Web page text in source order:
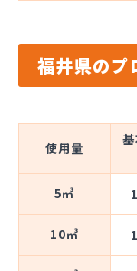
福井県のプ
使用量
5㎥
10㎥